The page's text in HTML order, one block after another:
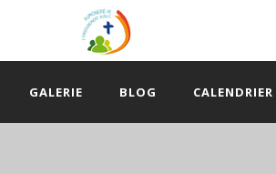
GALERIE BLOG CALENDRIER